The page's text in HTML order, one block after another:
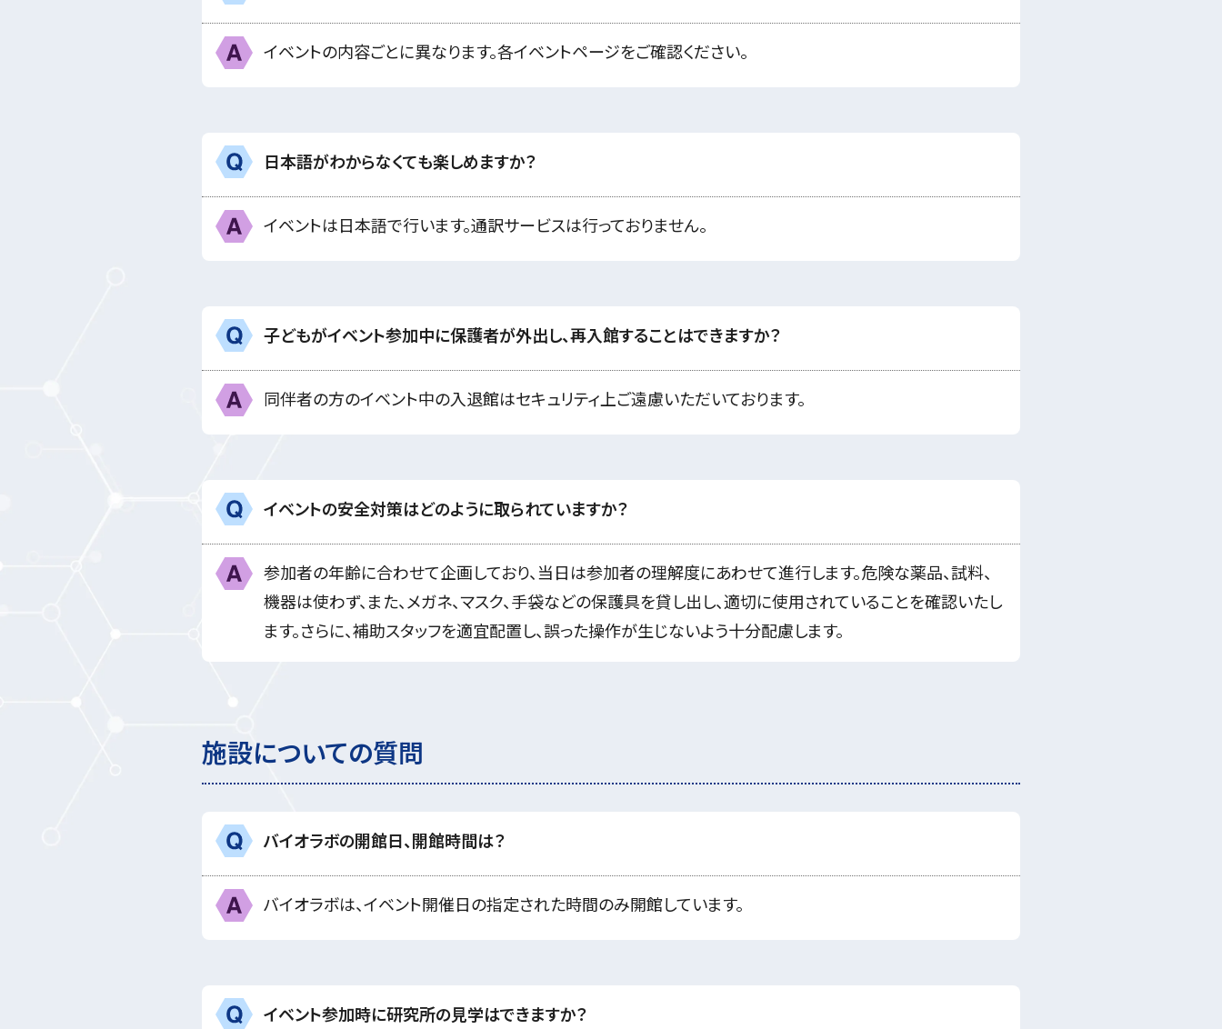
A イベントの内容ごとに異なります。各イベントページをご確認ください。
Q 日本語がわからなくても楽しめますか？
A イベントは日本語で行います。通訳サービスは行っておりません。
Q 子どもがイベント参加中に保護者が外出し、再入館することはできますか？
A 同伴者の方のイベント中の入退館はセキュリティ上ご遠慮いただいております。
Q イベントの安全対策はどのように取られていますか？
A
参加者の年齢に合わせて企画しており、当日は参加者の理解度にあわせて進行します。危険な薬品、試料、
機器は使わず、また、メガネ、マスク、手袋などの保護具を貸し出し、適切に使用されていることを確認いたし
ます。さらに、補助スタッフを適宜配置し、誤った操作が生じないよう十分配慮します。
施設についての質問
Q バイオラボの開館日、開館時間は？
A バイオラボは、イベント開催日の指定された時間のみ開館しています。
Q イベント参加時に研究所の見学はできますか？